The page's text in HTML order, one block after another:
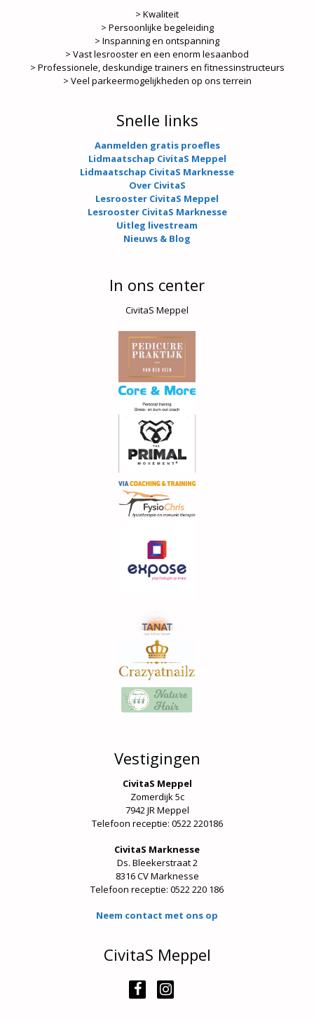
> Kwaliteit
> Persoonlijke begeleiding
> Inspanning en ontspanning
> Vast lesrooster en een enorm lesaanbod
> Professionele, deskundige trainers en fitnessinstructeurs
> Veel parkeermogelijkheden op ons terrein
Snelle links
Aanmelden gratis proefles
Lidmaatschap CivitaS Meppel
Lidmaatschap CivitaS Marknesse
Over CivitaS
Lesrooster CivitaS Meppel
Lesrooster CivitaS Marknesse
Uitleg livestream
Nieuws & Blog
In ons center
CivitaS Meppel
Vestigingen
CivitaS Meppel
Zomerdijk 5c
7942 JR Meppel
Telefoon receptie: 0522 220186
CivitaS Marknesse
Ds. Bleekerstraat 2
8316 CV Marknesse
Telefoon receptie: 0522 220 186
Neem contact met ons op
CivitaS Meppel